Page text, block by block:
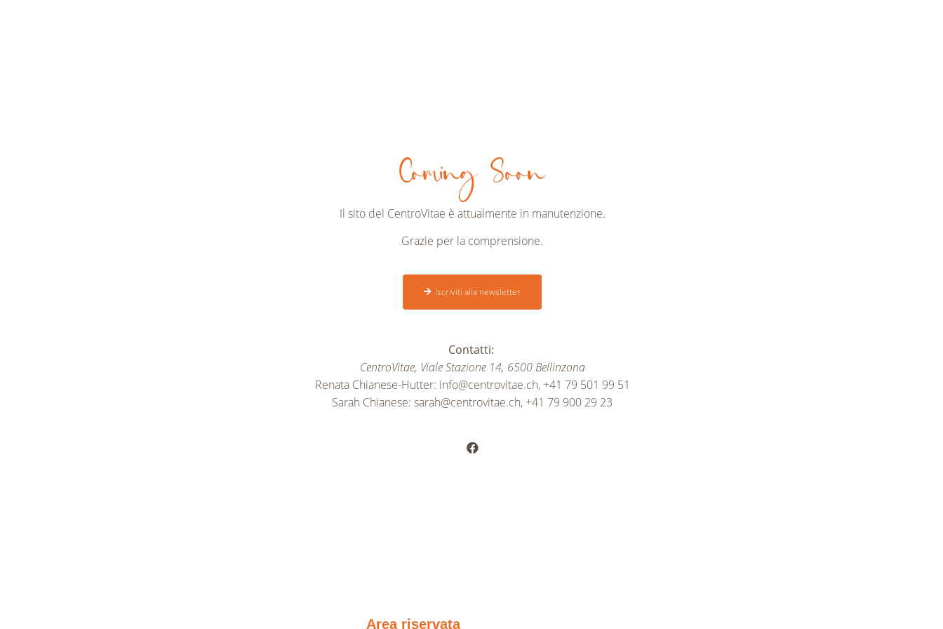
Coming Soon
Il sito del CentroVitae è attualmente in manutenzione.
Grazie per la comprensione.
Iscriviti alla newsletter
Contatti:
CentroVitae, Viale Stazione 14, 6500 Bellinzona
Renata Chianese-Hutter: info@centrovitae.ch, +41 79 501 99 51
Sarah Chianese:sarah@centrovitae.ch, +41 79 900 29 23
Area riservata